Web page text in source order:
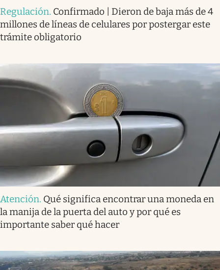
Regulación. Confirmado | Dieron de baja más de 4
millones de líneas de celulares por postergar este
trámite obligatorio
Atención. Qué significa encontrar una moneda en
la manija de la puerta del auto y por qué es
importante saber qué hacer